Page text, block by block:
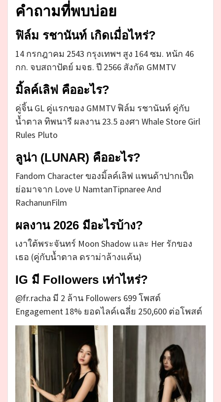
คำถามที่พบบ่อย
ฟิล์ม รชานันท์ เกิดเมื่อไหร่?
14 กรกฎาคม 2543 กรุงเทพฯ สูง 164 ซม. หนัก 46
กก. จบสถาปัตย์ มจธ. ปี 2566 สังกัด GMMTV
มิ้ลค์เลิฟ คืออะไร?
คู่จิ้น GL คู่แรกของ GMMTV ฟิล์ม รชานันท์ คู่กับ
น้ำตาล ทิพนารี ผลงาน 23.5 องศา Whale Store Girl
Rules Pluto
ลูน่า (LUNAR) คืออะไร?
Fandom Character ของมิ้ลค์เลิฟ แพนด้าปากเป็ด
ย่อมาจาก Love U NamtanTipnaree And
RachanunFilm
ผลงาน 2026 มีอะไรบ้าง?
เงาใต้พระจันทร์ Moon Shadow และ Her รักของ
เธอ (คู่กับน้ำตาล ดราม่าล้างแค้น)
IG มี Followers เท่าไหร่?
@fr.racha มี 2 ล้าน Followers 699 โพสต์
Engagement 18% ยอดไลค์เฉลี่ย 250,600 ต่อโพสต์